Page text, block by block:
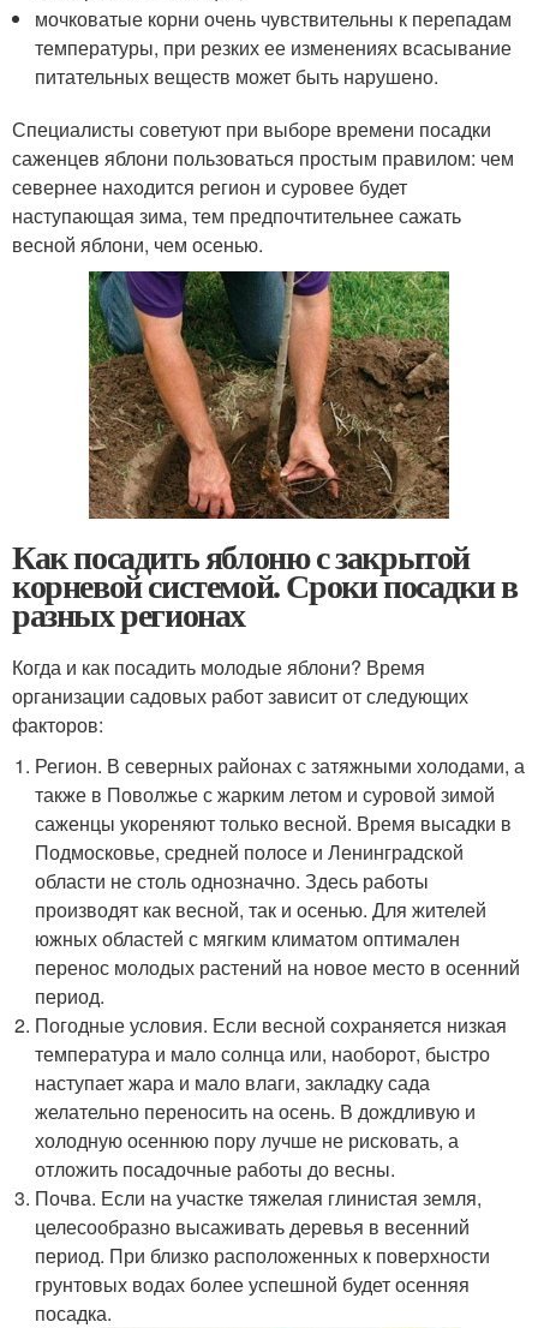
мочковатые корни очень чувствительны к перепадам
температуры, при резких ее изменениях всасывание
питательных веществ может быть нарушено.
Специалисты советуют при выборе времени посадки
саженцев яблони пользоваться простым правилом: чем
севернее находится регион и суровее будет
наступающая зима, тем предпочтительнее сажать
весной яблони, чем осенью.
Как посадить яблоню с закрытой
корневой системой. Сроки посадки в
разных регионах
Когда и как посадить молодые яблони? Время
организации садовых работ зависит от следующих
факторов:
Регион. В северных районах с затяжными холодами, а
также в Поволжье с жарким летом и суровой зимой
саженцы укореняют только весной. Время высадки в
Подмосковье, средней полосе и Ленинградской
области не столь однозначно. Здесь работы
производят как весной, так и осенью. Для жителей
южных областей с мягким климатом оптимален
перенос молодых растений на новое место в осенний
период.
Погодные условия. Если весной сохраняется низкая
температура и мало солнца или, наоборот, быстро
наступает жара и мало влаги, закладку сада
желательно переносить на осень. В дождливую и
холодную осеннюю пору лучше не рисковать, а
отложить посадочные работы до весны.
Почва. Если на участке тяжелая глинистая земля,
целесообразно высаживать деревья в весенний
период. При близко расположенных к поверхности
грунтовых водах более успешной будет осенняя
посадка.